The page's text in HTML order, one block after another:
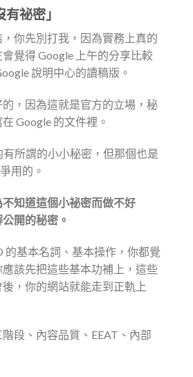
有祕密」
你先別打我，因為實務上真的
覺得 Google 上午的分享比較
說明中心的讀稿版。
，因為這就是官方的立場，秘
Google 的文件裡。
有所謂的小小秘密，但那個也是
用的。
知道這個小祕密而做不好
開的秘密。
的基本名詞、基本操作，你都覺
該先把這些基本功補上，這些
，你的網站就能走到正軌上
段、內容品質、EEAT、內部